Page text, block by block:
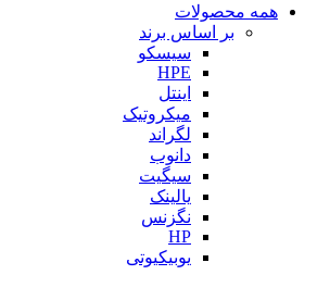
همه محصولات
بر اساس برند
سیسکو
HPE
اینتل
میکروتیک
لگراند
دانوب
سیگیت
یالینک
نگزنس
HP
یوبیکیوتی